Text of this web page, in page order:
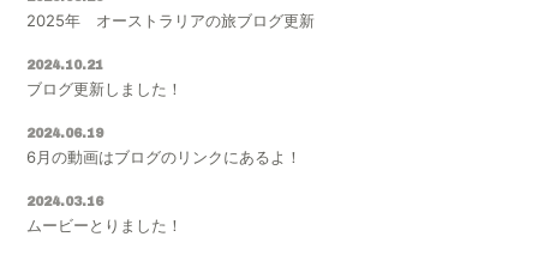
会員登録
2025年 オーストラリアの旅ブログ更新
2024.10.21
ブログ更新しました！
2024.06.19
6月の動画はブログのリンクにあるよ！
2024.03.16
ムービーとりました！